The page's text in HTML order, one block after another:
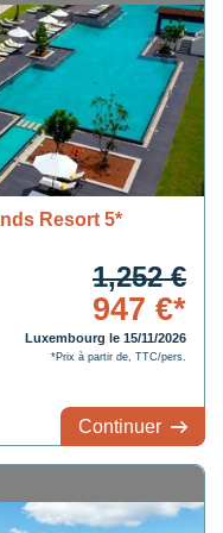
Resort 5*
1,252 €
947 €*
Luxembourg le 15/11/2026
*Prix à partir de, TTC/pers.
Continuer